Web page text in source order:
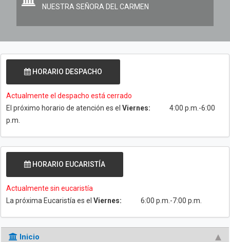
NUESTRA SEÑORA DEL CARMEN
HORARIO DESPACHO
Actualmente el despacho está cerrado
El próximo horario de atención es el Viernes:
4:00 p.m.-6:00
p.m.
HORARIO EUCARISTÍA
Actualmente sin eucaristía
La próxima Eucaristía es el Viernes: 6:00 p.m.-7:00 p.m.
Inicio